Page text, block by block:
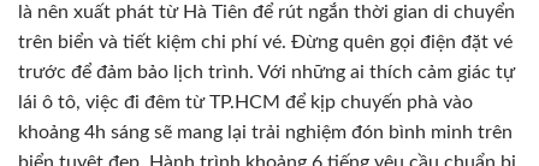
là nên xuất phát từ Hà Tiên để rút ngắn thời gian di chuyển
trên biển và tiết kiệm chi phí vé. Đừng quên gọi điện đặt vé
trước để đảm bảo lịch trình. Với những ai thích cảm giác tự
lái ô tô, việc đi đêm từ TP.HCM để kịp chuyến phà vào
khoảng 4h sáng sẽ mang lại trải nghiệm đón bình minh trên